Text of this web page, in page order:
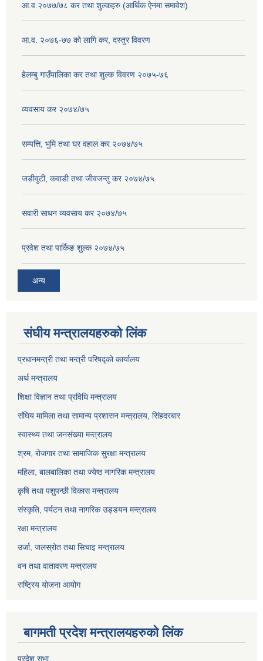
आ.व.२०७७/७८ कर तथा शुल्कहरु (आर्थिक ऐनमा समावेश)
आ.व. २०७६-७७ को लागि कर, दस्तुर विवरण
हेलम्बु गाउँपालिका कर तथा शुल्क विवरण २०७५-७६
व्यवसाय कर २०७४/७५
सम्पत्ति, भुमि तथा घर वहाल कर २०७४/७५
जडीवुटी, कवाडी तथा जीवजन्तु कर २०७४/७५
सवारी साधन व्यवसाय कर २०७४/७५
प्रवेश तथा पार्किङ शुल्क २०७४/७५
अन्य
संघीय मन्त्रालयहरुको लिंक
प्रधानमन्त्री तथा मन्त्री परिषद्को कार्यालय
अर्थ मन्त्रालय
शिक्षा विज्ञान तथा प्रविधि मन्त्रालय
संघिय मामिला तथा सामान्य प्रशासन मन्त्रालय, सिंहदरबार
स्वास्थ्य तथा जनसंख्या मन्त्रालय
श्रम, रोजगार तथा सामाजिक सुरक्षा मन्त्रालय
महिला, बालबालिका तथा ज्येष्ठ नागरिक मन्त्रालय
कृषि तथा पशुपन्छी विकास मन्त्रालय
संस्कृति, पर्यटन तथा नागरिक उड्डयन मन्त्रालय
रक्षा मन्त्रालय
उर्जा, जलस्रोत तथा सिचाइ मन्त्रालय
वन तथा वातावरण मन्त्रालय
राष्ट्रिय योजना आयोग
बागमती प्रदेश मन्त्रालयहरुको लिंक
प्रदेश सभा